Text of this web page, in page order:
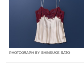
PHOTOGRAPH BY SHINSUKE SATO